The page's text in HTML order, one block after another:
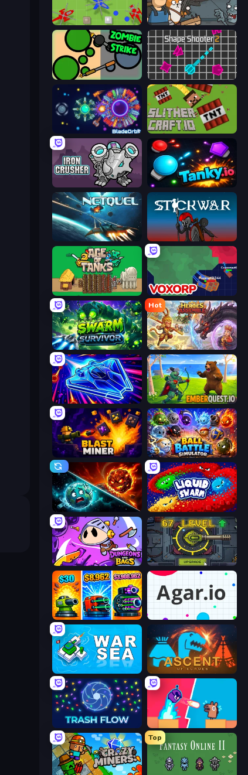
Copter.io Senya and Oscar vs Zombies
ZombieStrike Shape Shooter 2
BladeOrbit.io SlitherCraft.io
Iron Crusher Tanky.io
Netquel Stick War
Age of Tanks Warriors: TD War Voxorp
Swarm Survivor
Hot
Heroes Assemble
Stellar Swarm EmberQuest.io
Blast Miner Ball Battle Simulator
PlanetCrush 2 Liquid Swarm
Dungeons and Bags Tank Evolution
Pumpkin Defense: Merge Cannon Agar.io
War Sea Ascent of Echoes
Trash Flow Boom Slingers ReBoom
Top